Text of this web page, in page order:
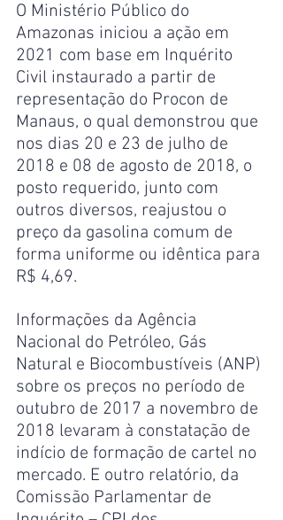
O Ministério Público do
Amazonas iniciou a ação em
2021 com base em Inquérito
Civil instaurado a partir de
representação do Procon de
Manaus, o qual demonstrou que
nos dias 20 e 23 de julho de
2018 e 08 de agosto de 2018, o
posto requerido, junto com
outros diversos, reajustou o
preço da gasolina comum de
forma uniforme ou idêntica para
R$ 4,69.
Informações da Agência
Nacional do Petróleo, Gás
Natural e Biocombustíveis (ANP)
sobre os preços no período de
outubro de 2017 a novembro de
2018 levaram à constatação de
indício de formação de cartel no
mercado. E outro relatório, da
Comissão Parlamentar de